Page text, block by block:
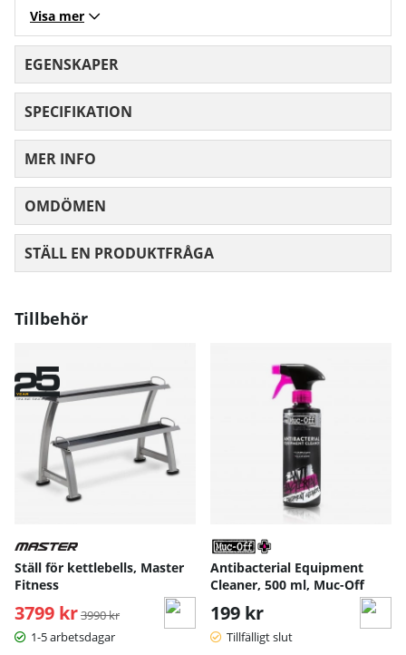
Visa mer
EGENSKAPER
SPECIFIKATION
MER INFO
OMDÖMEN
STÄLL EN PRODUKTFRÅGA
Tillbehör
Ställ för kettlebells, Master
Fitness
3799 kr Ordinarie pris:
3990 kr
1-5 arbetsdagar
Antibacterial Equipment
Cleaner, 500 ml, Muc-Off
199 kr
Tillfälligt slut